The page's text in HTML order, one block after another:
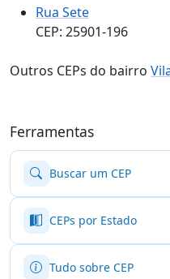
Rua Sete
CEP: 25901-196
Outros CEPs do bairro
Ferramentas
Buscar um CEP
CEPs por Estado
Tudo sobre CEP